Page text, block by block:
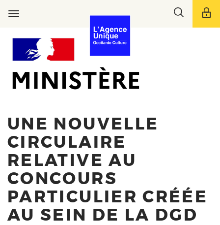
Toggle
UNE NOUVELLE
CIRCULAIRE
RELATIVE AU
CONCOURS
PARTICULIER CRÉÉE
AU SEIN DE LA DGD